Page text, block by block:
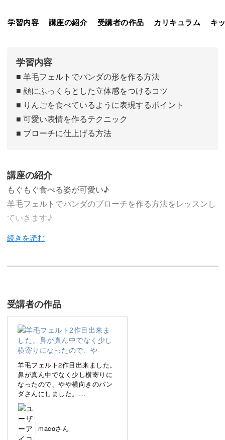
学習内容 講座の紹介 受講者の作品 カリキュラム キ
学習内容
■ 羊毛フェルトでパンダの形を作る方法
■ 顔にふっくらとした立体感をつけるコツ
■ りんごを食べているように表現するポイント
■ 可愛い表情を作るテクニック
■ ブローチに仕上げる方法
講座の紹介
もぐもぐ食べる姿が可愛い♪
羊毛フェルトでパンダのブローチを作る方法をレッスンし
ていきます♪
大事そうにりんごを持って食べている表情が愛らしく、見
ているだけでほっこり癒やされる可愛いパンダ♪
グなど好きな場所につけてお出かけすることができます
よ。
もぐもぐ美味しそうに食べる表情を出すポイントをしっか
り解説していきます！
受講者の作品
羊毛フェルト2作目出来ました。
鼻が真ん中でなく少し横寄りに
なったので、やや横向きのパン
ダさんにしました。
りんごの球体、口部分の凹凸、
手のスジ付け が難しかったです
が楽しくできました。
macoさん